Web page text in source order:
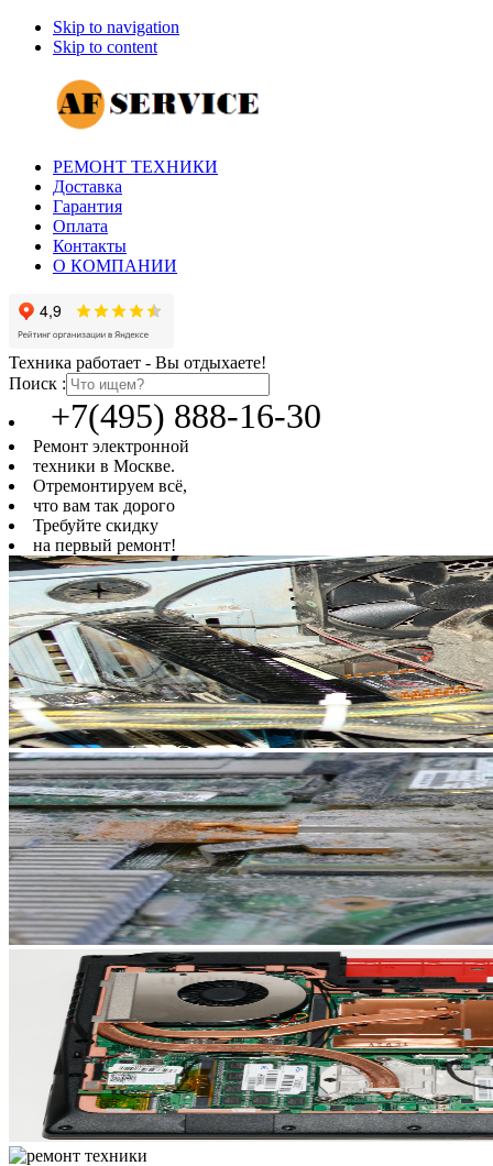
Skip to navigation
Skip to content
РЕМОНТ ТЕХНИКИ
Доставка
Гарантия
Оплата
Контакты
О КОМПАНИИ
Техника работает - Вы отдыхаете!
Поиск :
+7(495) 888-16-30
Ремонт электронной
техники в Москве.
Отремонтируем всё,
что вам так дорого
Требуйте скидку
на первый ремонт!